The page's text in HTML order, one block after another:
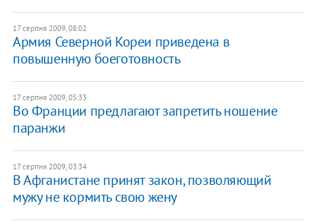
17 серпня 2009, 08:02
Армия Северной Кореи приведена в
повышенную боеготовность
17 серпня 2009, 05:33
Во Франции предлагают запретить ношение
паранжи
17 серпня 2009, 03:34
В Афганистане принят закон, позволяющий
мужу не кормить свою жену